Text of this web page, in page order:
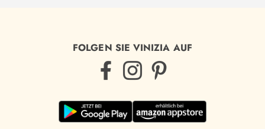
FOLGEN SIE VINIZIA AUF